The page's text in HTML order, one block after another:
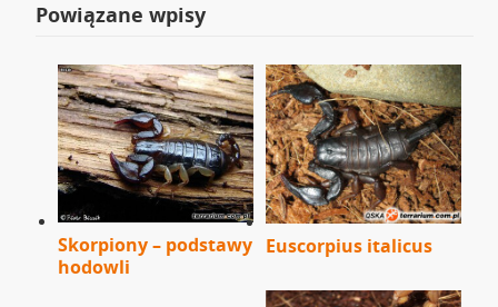
Powiązane wpisy
Skorpiony – podstawy
hodowli
Euscorpius italicus